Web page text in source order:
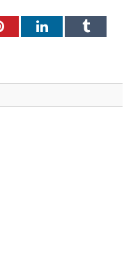
PinterestLinkedInTumblr